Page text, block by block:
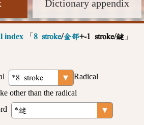
Dictionary appendix
index 「 8 stroke/金部+-1 stroke/鍵 」
Radical
other than the radical